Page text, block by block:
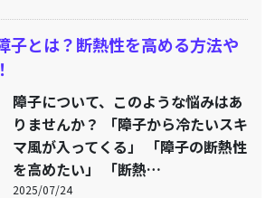
子とは？断熱性を高める方法や
障子について、このような悩みはあ
りませんか？ 「障子から冷たいスキ
マ風が入ってくる」 「障子の断熱性
を高めたい」 「断熱…
2025/07/24